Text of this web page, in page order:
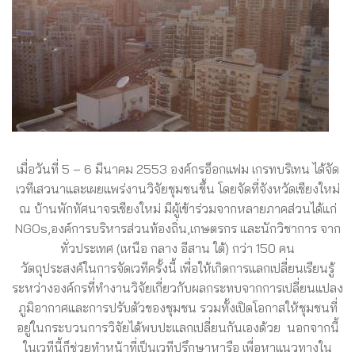
เมื่อวันที่ 5 – 6 มีนาคม 2553 องค์กรอ็อกแฟม เกรทบริเทน ได้จัด
เวทีเสวนาและเผยแพร่งานวิจัยชุมชนขึ้น โดยจัดที่จังหวัดเชียงใหม่
ณ บ้านพักทัศนาจรเชียงใหม่ มีผู้เข้าร่วมจากหลายภาคส่วนได้แก่
NGOs,องค์การบริหารส่วนท้องถิ่น,เกษตรกร และนักวิชาการ จาก
ทั่วประเทศ (เหนือ กลาง อีสาน ใต้) กว่า 150 คน
วัตถุประสงค์ในการจัดเวทีครั้งนี้ เพื่อให้เกิดการแลกเปลี่ยนเรียนรู้
ระหว่างองค์กรที่ทำงานวิจัยเกี่ยวกับผลกระทบจากการเปลี่ยนแปลง
ภูมิอากาศและการปรับตัวของชุมชน รวมทั้งเปิดโอกาสให้ชุมชนที่
อยู่ในกระบวนการวิจัยได้พบปะแลกเปลี่ยนกันเองด้วย นอกจากนี้
ในเวทีนี้ก็ช่วยทำหน้าที่เป็นเวทีปรึกษาหารือ เพื่อหาแนวทางใน